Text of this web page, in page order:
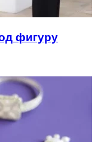
фигуру